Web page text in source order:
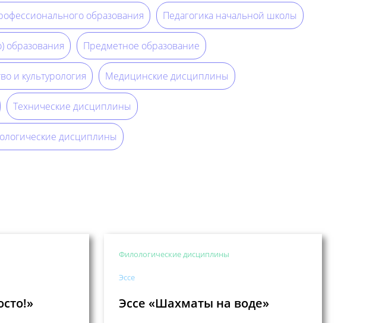
образования Педагогика начальной школы
образования Предметное образование
и культурология Медицинские дисциплины
Технические дисциплины
дисциплины
Филологические дисциплины
Эссе
Эссе «Шахматы на воде»